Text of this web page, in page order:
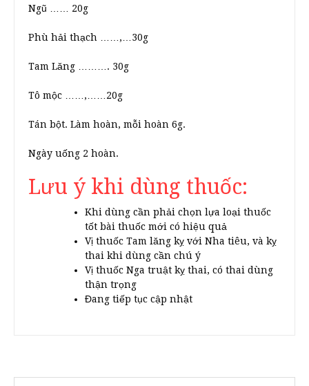
Ngũ …… 20g
Phù hải thạch ……,…30g
Tam Lăng ………. 30g
Tô mộc ……,……20g
Tán bột. Làm hoàn, mỗi hoàn 6g.
Ngày uống 2 hoàn.
Lưu ý khi dùng thuốc:
Khi dùng cần phải chọn lựa loại thuốc
tốt bài thuốc mới có hiệu quả
Vị thuốc Tam lăng kỵ với Nha tiêu, và kỵ
thai khi dùng cần chú ý
Vị thuốc Nga truật kỵ thai, có thai dùng
thận trọng
Đang tiếp tục cập nhật